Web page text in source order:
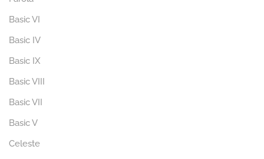
Basic VI
Basic IV
Basic IX
Basic VIII
Basic VII
Basic V
Celeste